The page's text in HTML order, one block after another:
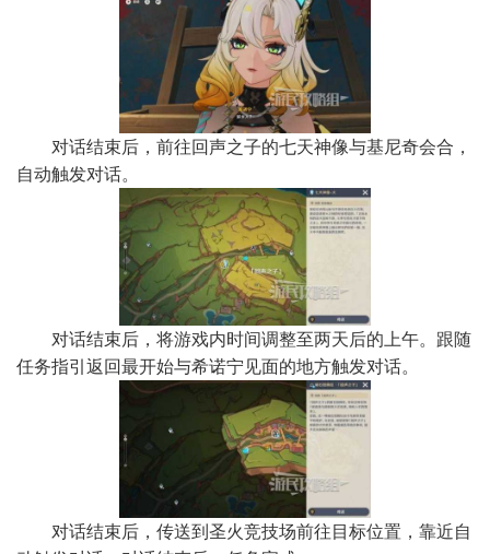
对话结束后，前往回声之子的七天神像与基尼奇会合，
自动触发对话。
对话结束后，将游戏内时间调整至两天后的上午。跟随
任务指引返回最开始与希诺宁见面的地方触发对话。
对话结束后，传送到圣火竞技场前往目标位置，靠近自